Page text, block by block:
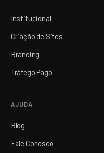
Institucional
Criação de Sites
Branding
Tráfego Pago
AJUDA
Blog
Fale Conosco